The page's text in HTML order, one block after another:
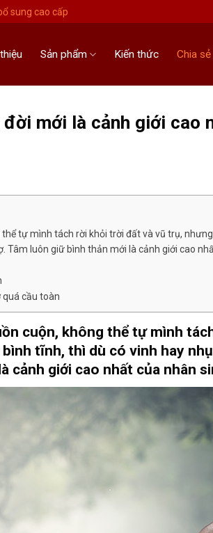
sung cao cấp
Sản phẩm Kiến thức Chia sẻ
mới là cảnh giới cao
tự mình tách rời khỏi trời đất và vũ trụ,
Tâm luôn giữ bình thản mới là cảnh giới cao
quá cầu toàn
cuộn, không thể tự mình
tĩnh, thì dù có vinh hay
cảnh giới cao nhất của nhân